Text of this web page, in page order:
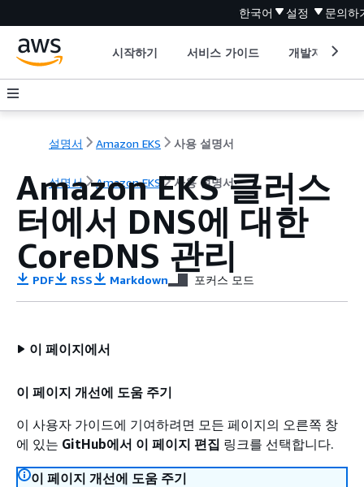
한국어 설정 문의하
시작하기 서비스 가이드 개발자 도구
설명서 Amazon EKS 사용 설명서
설명서 Amazon EKS 사용 설명서
Amazon EKS 클러스
터에서 DNS에 대한
CoreDNS 관리
PDF RSS Markdown 포커스 모드
이 페이지에서
이 페이지 개선에 도움 주기
이 사용자 가이드에 기여하려면 모든 페이지의 오른쪽 창
에 있는 GitHub에서 이 페이지 편집 링크를 선택합니다.
이 페이지 개선에 도움 주기